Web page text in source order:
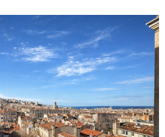
voir le
bien